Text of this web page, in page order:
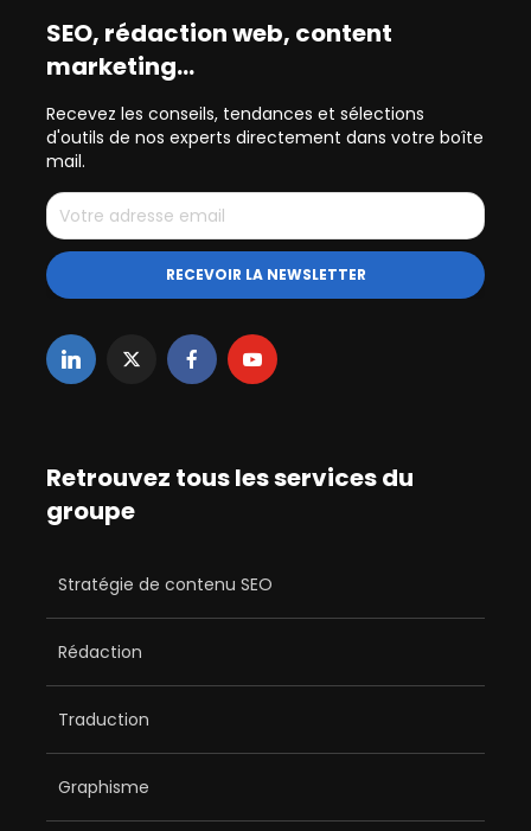
SEO, rédaction web, content
marketing…
Recevez les conseils, tendances et sélections
d'outils de nos experts directement dans votre boîte
mail.
Retrouvez tous les services du
groupe
Stratégie de contenu SEO
Rédaction
Traduction
Graphisme